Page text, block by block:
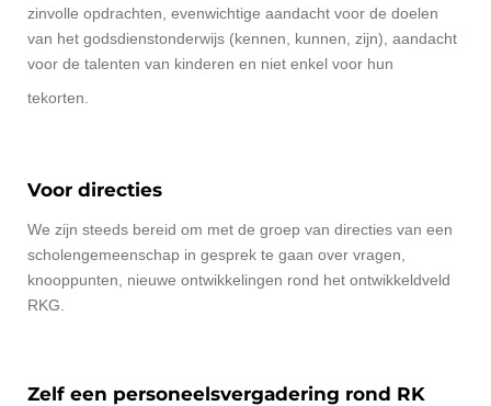
zinvolle opdrachten, evenwichtige aandacht voor de doelen
van het godsdienstonderwijs (kennen, kunnen, zijn), aandacht
voor de talenten van kinderen en niet enkel voor hun
tekorten.
Voor directies
We zijn steeds bereid om met de groep van directies van een
scholengemeenschap in gesprek te gaan over vragen,
knooppunten, nieuwe ontwikkelingen rond het ontwikkeldveld
RKG.
Zelf een personeelsvergadering rond RK